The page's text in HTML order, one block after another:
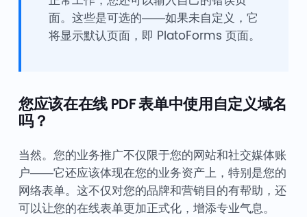
面。这些是可选的——如果未自定义，它
将显示默认页面，即 PlatoForms 页面。
您应该在在线 PDF 表单中使用自定义域名
吗？
当然。您的业务推广不仅限于您的网站和社交媒体账
户——它还应该体现在您的业务资产上，特别是您的
网络表单。这不仅对您的品牌和营销目的有帮助，还
可以让您的在线表单更加正式化，增添专业气息。